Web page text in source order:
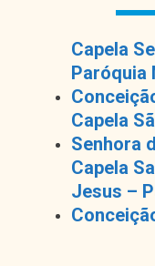
Capela
Paróquia
Capela
Senhora
Capela
Jesus –